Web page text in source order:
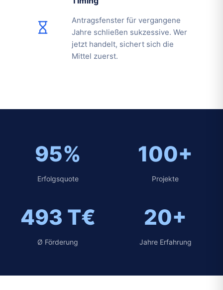
Antragsfenster für vergangene
Jahre schließen sukzessive. Wer
jetzt handelt, sichert sich die
Mittel zuerst.
95%
Erfolgsquote
100+
Projekte
493 T€
Ø Förderung
20+
Jahre Erfahrung